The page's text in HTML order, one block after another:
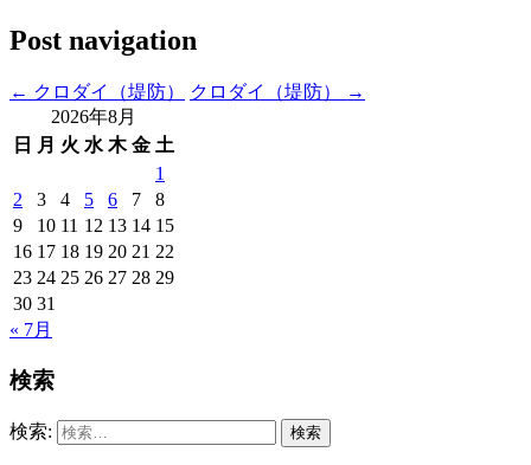
Post navigation
← クロダイ（堤防） クロダイ（堤防）
→
2026年8月
日
月 火 水 木 金 土
1
2
3 4 5 6 7
8
9
10 11 12 13 14 15
16 17 18 19 20 21 22
23 24 25 26 27 28 29
30 31
« 7月
検索
検索: